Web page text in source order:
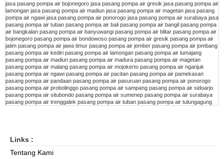
jasa pasang pompa air bojonegoro jasa pasang pompa air gresik jasa pasang pompa air
lamongan jasa pasang pompa air madiun jasa pasang pompa air magetan jasa pasang
pompa air ngawi jasa pasang pompa air ponorogo jasa pasang pompa air surabaya jasa
pasang pompa air tuban pasang pompa air bali pasang pompa air bangil pasang pompa
air bangkalan pasang pompa air banyuwangi pasang pompa air blitar pasang pompa air
bojonegoro pasang pompa air bondowoso pasang pompa air gresik pasang pompa air
jatim pasang pompa air jawa timur pasang pompa air jember pasang pompa air jombang
pasang pompa air kediri pasang pompa air lamongan pasang pompa air lumajang
pasang pompa air madiun pasang pompa air madura pasang pompa air magetan
pasang pompa air malang pasang pompa air mojokerto pasang pompa air nganjuk
pasang pompa air ngawi pasang pompa air pacitan pasang pompa air pamekasan
pasang pompa air pandaan pasang pompa air pasuruan pasang pompa air ponorogo
pasang pompa air probolinggo pasang pompa air sampang pasang pompa air sidoarjo
pasang pompa air situbondo pasang pompa air sumenep pasang pompa air surabaya
pasang pompa air trenggalek pasang pompa air tuban pasang pompa air tulungagung
Links :
Tentang Kami